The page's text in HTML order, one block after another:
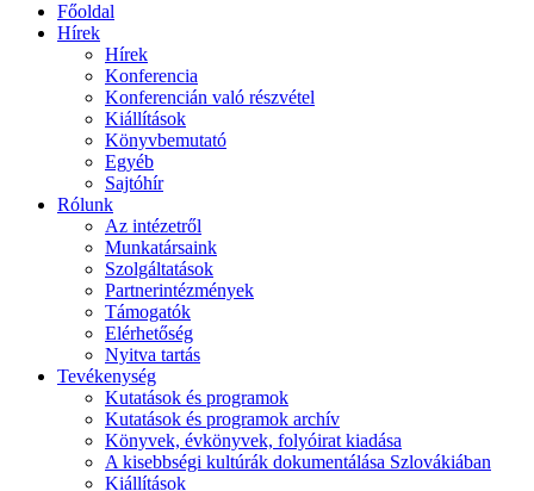
Főoldal
Hírek
Hírek
Konferencia
Konferencián való részvétel
Kiállítások
Könyvbemutató
Egyéb
Sajtóhír
Rólunk
Az intézetről
Munkatársaink
Szolgáltatások
Partnerintézmények
Támogatók
Elérhetőség
Nyitva tartás
Tevékenység
Kutatások és programok
Kutatások és programok archív
Könyvek, évkönyvek, folyóirat kiadása
A kisebbségi kultúrák dokumentálása Szlovákiában
Kiállítások